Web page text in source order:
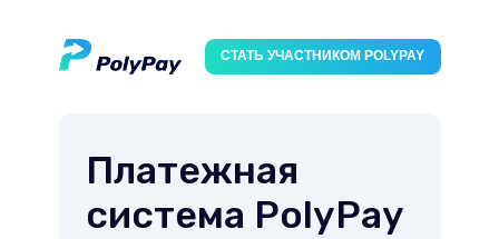
СТАТЬ УЧАСТНИКОМ POLYPAY
Платежная
система PolyPay